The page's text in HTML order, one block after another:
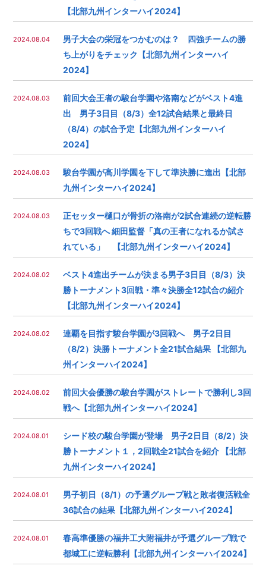
【北部九州インターハイ2024】
2024.08.04
男子大会の栄冠をつかむのは？ 四強チームの勝
ち上がりをチェック【北部九州インターハイ
2024】
2024.08.03
前回大会王者の駿台学園や洛南などがベスト4進
出 男子3日目（8/3）全12試合結果と最終日
（8/4）の試合予定【北部九州インターハイ
2024】
2024.08.03
駿台学園が高川学園を下して準決勝に進出【北部
九州インターハイ2024】
2024.08.03
正セッター樋口が骨折の洛南が2試合連続の逆転勝
ちで3回戦へ 細田監督「真の王者になれるか試さ
れている」 【北部九州インターハイ2024】
2024.08.02
ベスト4進出チームが決まる男子3日目（8/3）決
勝トーナメント3回戦・準々決勝全12試合の紹介
【北部九州インターハイ2024】
2024.08.02
連覇を目指す駿台学園が3回戦へ 男子2日目
（8/2）決勝トーナメント全21試合結果 【北部九
州インターハイ2024】
2024.08.02
前回大会優勝の駿台学園がストレートで勝利し3回
戦へ【北部九州インターハイ2024】
2024.08.01
シード校の駿台学園が登場 男子2日目（8/2）決
勝トーナメント１，2回戦全21試合を紹介 【北部
九州インターハイ2024】
2024.08.01
男子初日（8/1）の予選グループ戦と敗者復活戦全
36試合の結果【北部九州インターハイ2024】
2024.08.01
春高準優勝の福井工大附福井が予選グループ戦で
都城工に逆転勝利【北部九州インターハイ2024】